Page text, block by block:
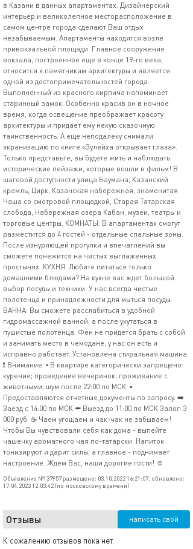
в Казани в данных апартаментах. Дизайнерский
интерьер и великолепное месторасположение в
самом центре города сделают Ваш отдых
незабываемым. Апартаменты находятся возле
привокзальной площади. Главное сооружение
вокзала, построенное еще в конце 19-го века,
относится к памятникам архитектуры и является
одной из достопримечательностей города.
Выполненный из красного кирпича напоминает
старинный замок. Особенно красив он в ночное
время, когда освещение преображает красоту
архитектуры и придает ему некую сказочную
таинственность. А еще неподалеку снимали
экранизацию по книге «Зулейха открывает глаза».
Только представьте, вы будете жить и наблюдать
исторические пейзажи, которые вошли в фильм! В
шаговой доступности улица Баумана, Казанский
кремль, Цирк, Казанская набережная, знаменитая
Чаша со смотровой площадкой, Старая Татарская
слобода, Набережная озера Кабан, музеи, театры и
торговые центры. КОМНАТЫ: В апартаментах смогут
разместится до 4 гостей - отдельные спальные зоны.
После изнуряющей прогулки и впечатлений вы
сможете понежится на чистых выглаженных
простынях. КУХНЯ: Любите питаться только
домашними блюдами? На кухне вас ждет большой
выбор посуды и техники. У нас всегда чистые
полотенца и принадлежности для мыться посуды.
ВАННА: Вы сможете расслабиться в удобной
гидромассажной ванной, а после укутаться в
пушистые полотенца. Фен не придется брать с собой
и занимать место в чемодане, у нас он есть и
исправно работает. Установлена стиральная машина.
❗️ Внимание: ▪️ В квартире категорически запрещено:
курение; проведение вечеринок; проживание с
животными; шум после 22:00 по МСК. ▪️
Предоставляются отчетные документы по запросу. ➡️
Заезд с 14:00 по МСК ⬅️ Выезд до 11:00 по МСК Залог: 3
000 руб. ☕️ Чаем угощаем и чак-чак не забываем!
Чтобы Вы чувствовали себя как дома - выпейте
чашечку ароматного чая по-татарски. Напиток
тонизируют и дарит силы, а главное - поднимает
настроение. Ждем Вас, наши дорогие гости! ☺️
Объявление №137957 размещено: 03.10.2022 16:21:07, обновлено:
17.04.2023 12:03:42 (по московскому времени)
Отзывы написать свой
К сожалению отзывов пока нет.